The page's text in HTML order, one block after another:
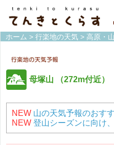
ホーム > 行楽地の天気 > 高原・
母塚山 （272m付近）
NEW 山の天気予報のおす
NEW 登山シーズンに向け